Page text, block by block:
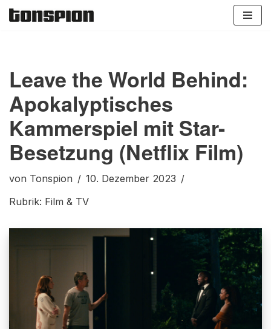
Leave the World Behind:
Apokalyptisches
Kammerspiel mit Star-
Besetzung (Netflix Film)
von Tonspion
10. Dezember 2023
Rubrik: Film & TV